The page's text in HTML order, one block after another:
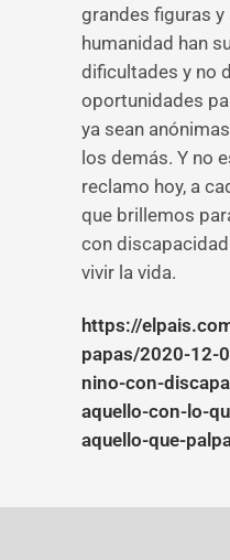
grandes figuras y
humanidad han
dificultades y no
oportunidades
ya sean
los demás. Y no
reclamo hoy, a
que brillemos
con
vivir la vida.
https://
papas/2020-12-
nino-con-
aquello-con-lo-
aquello-que-